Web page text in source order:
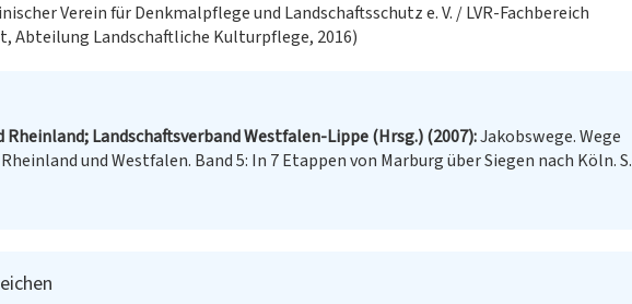
Verein für Denkmalpflege und Landschaftsschutz e. V. / LVR-Fachbereich
Abteilung Landschaftliche Kulturpflege, 2016)
Rheinland; Landschaftsverband Westfalen-Lippe (Hrsg.) (2007) Jakobswege. Wege
und Westfalen. Band 5: In 7 Etappen von Marburg über Siegen nach Köln. S.